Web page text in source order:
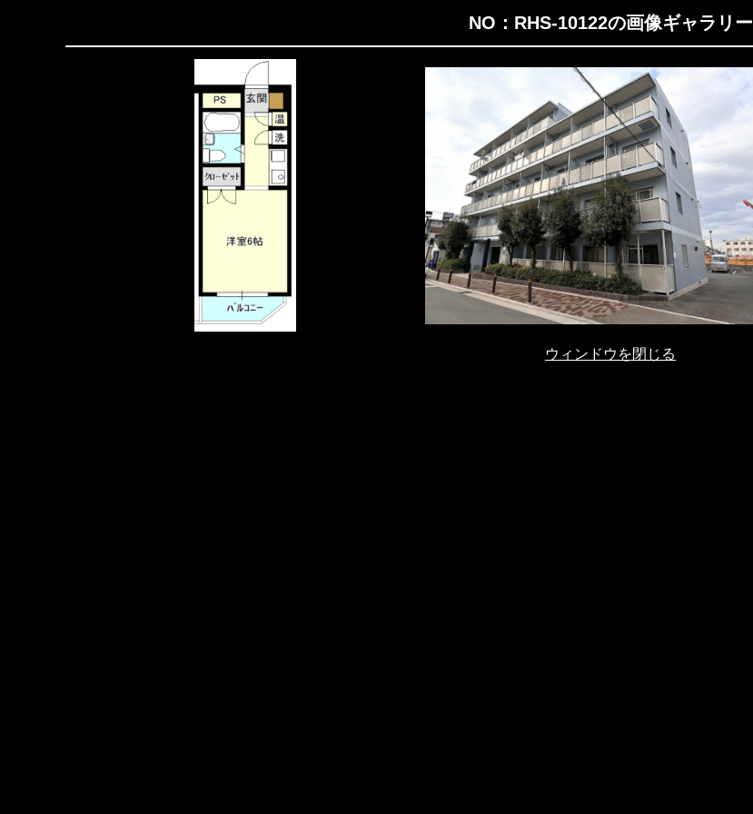
NO：RHS-10122の画像ギャラリー
ウィンドウを閉じる